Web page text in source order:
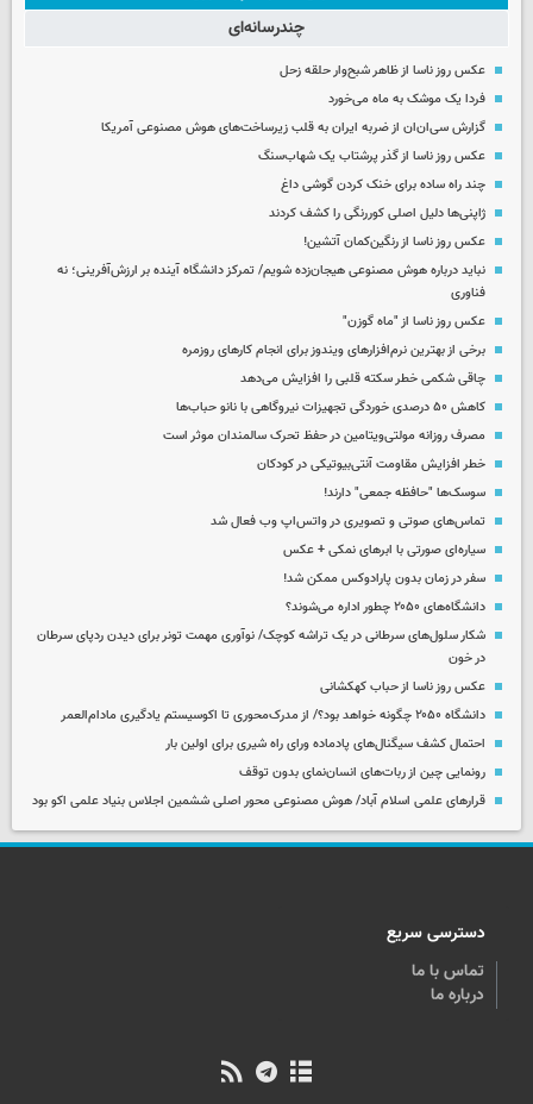
چندرسانه‌ای
عکس روز ناسا از ظاهر شبح‌وار حلقه زحل
فردا یک موشک به ماه می‌خورد
گزارش سی‌ان‌ان از ضربه ایران به قلب زیرساخت‌های هوش مصنوعی آمریکا
عکس روز ناسا از گذر پرشتاب یک شهاب‌سنگ
چند راه‌ ساده برای خنک کردن گوشی داغ
ژاپنی‌ها دلیل اصلی کوررنگی را کشف کردند
عکس روز ناسا از رنگین‌کمان آتشین!
نباید درباره هوش مصنوعی هیجان‌زده شویم/ تمرکز دانشگاه آینده بر ارزش‌آفرینی؛ نه
فناوری
عکس روز ناسا از "ماه گوزن"
برخی از بهترین نرم‌افزارهای ویندوز برای انجام کارهای روزمره
چاقی شکمی خطر سکته قلبی را افزایش می‌دهد
کاهش ۵۰ درصدی خوردگی تجهیزات نیروگاهی با نانو حباب‌ها
مصرف روزانه مولتی‌ویتامین در حفظ تحرک سالمندان موثر است
خطر افزایش مقاومت آنتی‌بیوتیکی در کودکان
سوسک‌ها "حافظه جمعی" دارند!
تماس‌های صوتی و تصویری در واتس‌اپ وب فعال شد
سیاره‌ای صورتی با ابرهای نمکی + عکس
سفر در زمان بدون پارادوکس ممکن شد!
دانشگاه‌های ۲۰۵۰ چطور اداره می‌شوند؟
شکار سلول‌های سرطانی در یک تراشه کوچک/ نوآوری مهمت تونر برای دیدن ردپای سرطان
در خون
عکس روز ناسا از حباب کهکشانی
دانشگاه ۲۰۵۰ چگونه خواهد بود؟/ از مدرک‌محوری تا اکوسیستم یادگیری مادام‌العمر
احتمال کشف سیگنال‌های پادماده ورای راه شیری برای اولین بار
رونمایی چین از ربات‌های انسان‌نمای بدون توقف
قرارهای علمی اسلام آباد/ هوش مصنوعی محور اصلی ششمین اجلاس بنیاد علمی اکو بود
دسترسی سریع
تماس با ما
درباره ما